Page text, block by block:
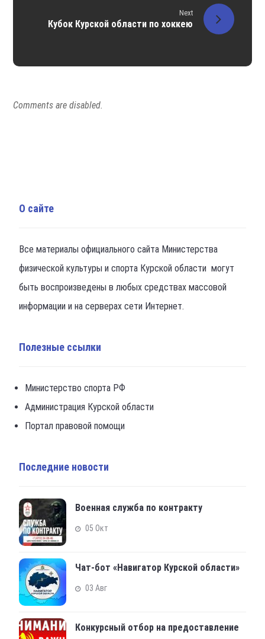
Next
Кубок Курской области по хоккею
Comments are disabled.
О сайте
Все материалы официального сайта Министерства
физической культуры и спорта Курской области могут
быть воспроизведены в любых средствах массовой
информации и на серверах сети Интернет.
Полезные ссылки
Министерство спорта РФ
Администрация Курской области
Портал правовой помощи
Последние новости
Военная служба по контракту
05 Окт
Чат-бот «Навигатор Курской области»
03 Авг
Конкурсный отбор на предоставление